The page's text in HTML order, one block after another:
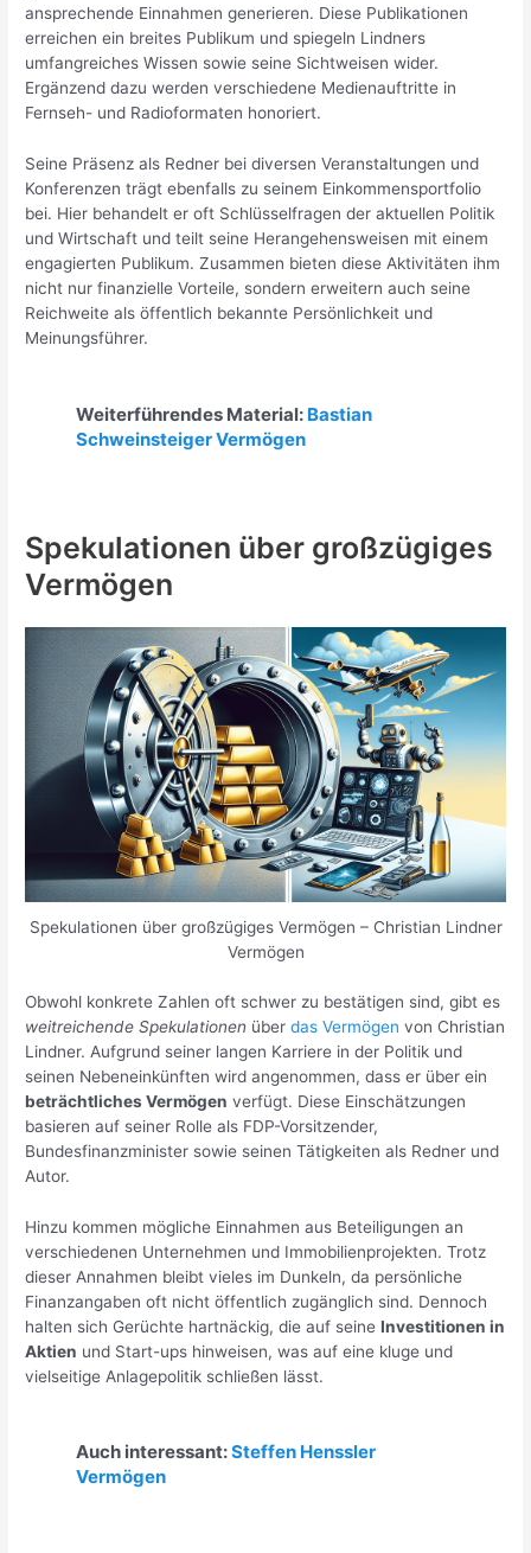
ansprechende Einnahmen generieren. Diese Publikationen
erreichen ein breites Publikum und spiegeln Lindners
umfangreiches Wissen sowie seine Sichtweisen wider.
Ergänzend dazu werden verschiedene Medienauftritte in
Fernseh- und Radioformaten honoriert.
Seine Präsenz als Redner bei diversen Veranstaltungen und
Konferenzen trägt ebenfalls zu seinem Einkommensportfolio
bei. Hier behandelt er oft Schlüsselfragen der aktuellen Politik
und Wirtschaft und teilt seine Herangehensweisen mit einem
engagierten Publikum. Zusammen bieten diese Aktivitäten ihm
nicht nur finanzielle Vorteile, sondern erweitern auch seine
Reichweite als öffentlich bekannte Persönlichkeit und
Meinungsführer.
Weiterführendes Material: Bastian
Schweinsteiger Vermögen
Spekulationen über großzügiges
Vermögen
Spekulationen über großzügiges Vermögen – Christian Lindner
Vermögen
Obwohl konkrete Zahlen oft schwer zu bestätigen sind, gibt es
weitreichende Spekulationen überdas Vermögen von Christian
Lindner. Aufgrund seiner langen Karriere in der Politik und
seinen Nebeneinkünften wird angenommen, dass er über ein
beträchtliches Vermögen verfügt. Diese Einschätzungen
basieren auf seiner Rolle als FDP-Vorsitzender,
Bundesfinanzminister sowie seinen Tätigkeiten als Redner und
Autor.
Hinzu kommen mögliche Einnahmen aus Beteiligungen an
verschiedenen Unternehmen und Immobilienprojekten. Trotz
dieser Annahmen bleibt vieles im Dunkeln, da persönliche
Finanzangaben oft nicht öffentlich zugänglich sind. Dennoch
halten sich Gerüchte hartnäckig, die auf seineInvestitionen in
Aktien und Start-ups hinweisen, was auf eine kluge und
vielseitige Anlagepolitik schließen lässt.
Auch interessant:Steffen Henssler
Vermögen